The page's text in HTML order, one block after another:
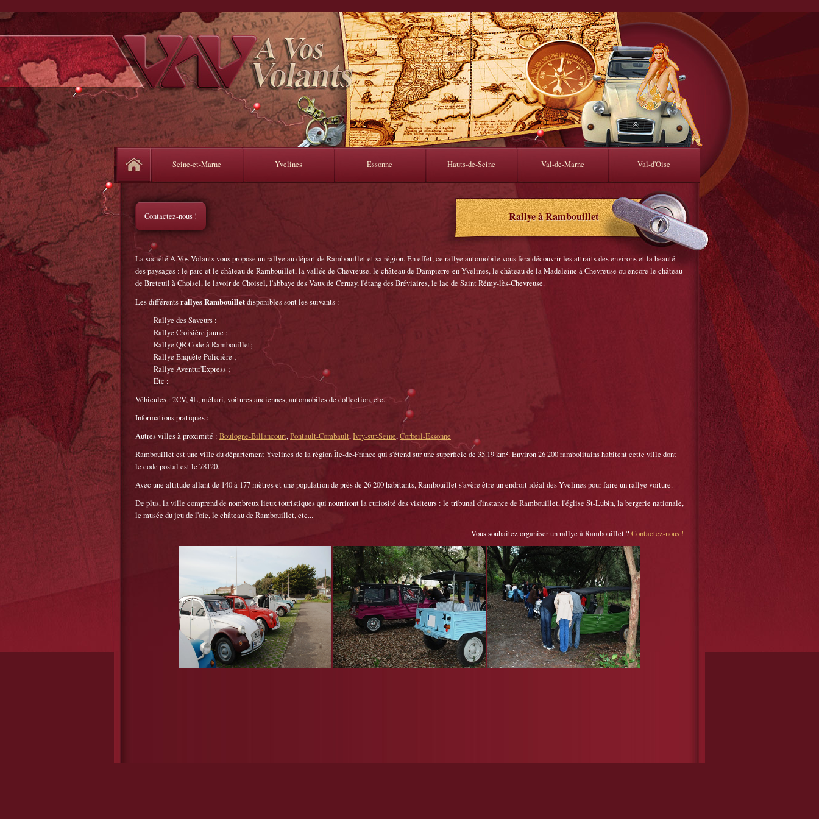
Contactez-nous ! Rallye à Rambouillet
La société A Vos Volants vous propose un rallye au départ de Rambouillet et sa région. En effet, ce rallye automobile vous fera découvrir les attraits des environs et la beauté
des paysages : le parc et le château de Rambouillet, la vallée de Chevreuse, le château de Dampierre-en-Yvelines, le château de la Madeleine à Chevreuse ou encore le château
de Breteuil à Choisel, le lavoir de Choisel, l'abbaye des Vaux de Cernay, l'étang des Bréviaires, le lac de Saint Rémy-lès-Chevreuse.
Les différentsrallyes Rambouilletdisponibles sont les suivants :
Rallye des Saveurs ;
Rallye Croisière jaune ;
Rallye QR Code à Rambouillet;
Rallye Enquête Policière ;
Rallye Aventur'Express ;
Etc ;
Véhicules : 2CV, 4L, méhari, voitures anciennes, automobiles de collection, etc...
Informations pratiques :
Autres villes à proximité : Boulogne-Billancourt,Pontault-Combault,Ivry-sur-Seine,Corbeil-Essonne
Rambouillet est une ville du département Yvelines de la région Île-de-France qui s'étend sur une superficie de 35.19 km². Environ 26 200 rambolitains habitent cette ville dont
le code postal est le 78120.
Avec une altitude allant de 140 à 177 mètres et une population de près de 26 200 habitants, Rambouillet s'avère être un endroit idéal des Yvelines pour faire un rallye voiture.
De plus, la ville comprend de nombreux lieux touristiques qui nourriront la curiosité des visiteurs : le tribunal d'instance de Rambouillet, l'église St-Lubin, la bergerie nationale,
le musée du jeu de l'oie, le château de Rambouillet, etc...
Vous souhaitez organiser un rallye à Rambouillet ?Contactez-nous !
Seine-et-Marne Yvelines Essonne Hauts-de-Seine Val-de-Marne Val-d'Oise